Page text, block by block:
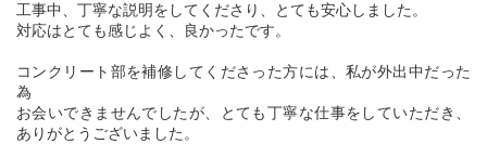
工事中、丁寧な説明をしてくださり、とても安心しました。
対応はとても感じよく、良かったです。
コンクリート部を補修してくださった方には、私が外出中だった
為
お会いできませんでしたが、とても丁寧な仕事をしていただき、
ありがとうございました。